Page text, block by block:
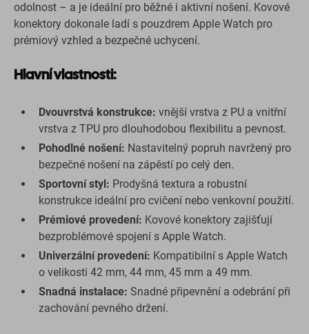
odolnost – a je ideální pro běžné i aktivní nošení. Kovové
konektory dokonale ladí s pouzdrem Apple Watch pro
prémiový vzhled a bezpečné uchycení.
Hlavní vlastnosti:
Dvouvrstvá konstrukce: vnější vrstva z PU a vnitřní
vrstva z TPU pro dlouhodobou flexibilitu a pevnost.
Pohodlné nošení: Nastavitelný popruh navržený pro
bezpečné nošení na zápěstí po celý den.
Sportovní styl: Prodyšná textura a robustní
konstrukce ideální pro cvičení nebo venkovní použití.
Prémiové provedení: Kovové konektory zajišťují
bezproblémové spojení s Apple Watch.
Univerzální provedení: Kompatibilní s Apple Watch
o velikosti 42 mm, 44 mm, 45 mm a 49 mm.
Snadná instalace: Snadné připevnění a odebrání při
zachování pevného držení.